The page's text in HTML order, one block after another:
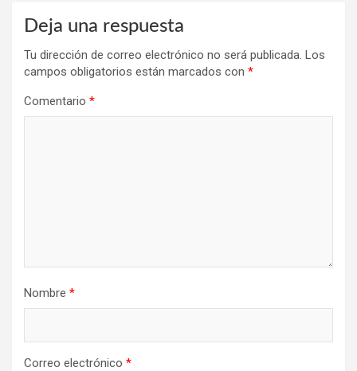
Deja una respuesta
Tu dirección de correo electrónico no será publicada. Los
campos obligatorios están marcados con *
Comentario *
Nombre *
Correo electrónico *